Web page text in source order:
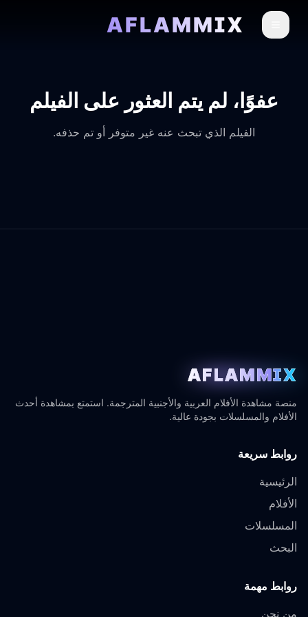
AFLAMMIX
عفوًا، لم يتم العثور على الفيلم
الفيلم الذي تبحث عنه غير متوفر أو تم حذفه.
AFLAMMIX
منصة مشاهدة الأفلام العربية والأجنبية المترجمة. استمتع بمشاهدة أحدث
الأفلام والمسلسلات بجودة عالية.
روابط سريعة
الرئيسية
الأفلام
المسلسلات
البحث
روابط مهمة
من نحن